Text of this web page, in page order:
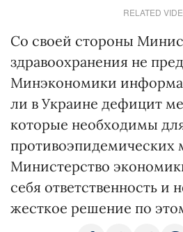
RELATED
Со своей стороны
здравоохранения не
Минэкономики
ли в Украине дефицит
которые необходимы
противоэпидемических
Министерство
себя ответственность и
жесткое решение по